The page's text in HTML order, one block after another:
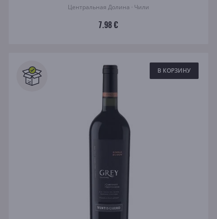
Центральная Долина · Чили
7.98 €
В КОРЗИНУ